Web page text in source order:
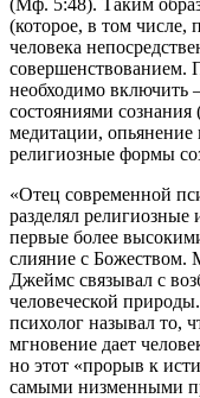
(которое, в том числе,
человека
совершенствованием.
необходимо включить
состояниями сознания
медитации, опьянение
религиозные формы
«Отец современной
разделял религиозные
первые более
слияние с Божеством.
Джеймс связывал с
человеческой
психолог называл то,
мгновение дает
но этот «прорыв к
самыми низменными